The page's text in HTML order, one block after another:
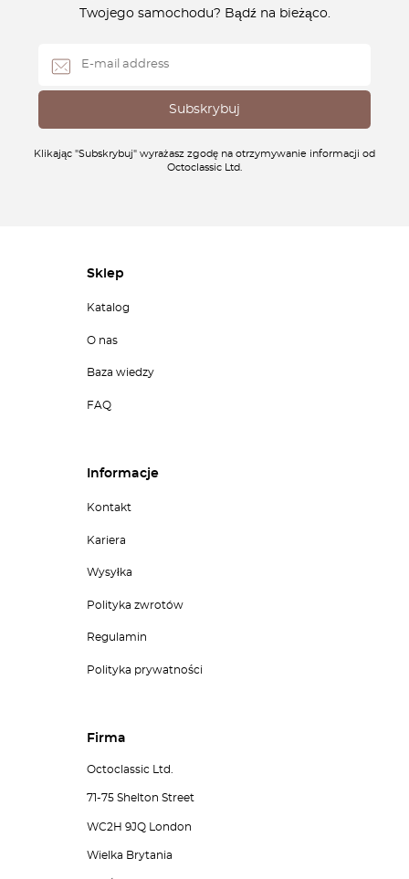
Twojego samochodu? Bądź na bieżąco.
Klikając "Subskrybuj" wyrażasz zgodę na otrzymywanie informacji od
Octoclassic Ltd.
Sklep
Katalog
O nas
Baza wiedzy
FAQ
Informacje
Kontakt
Kariera
Wysyłka
Polityka zwrotów
Regulamin
Polityka prywatności
Firma
Octoclassic Ltd.
71-75 Shelton Street
WC2H 9JQ London
Wielka Brytania